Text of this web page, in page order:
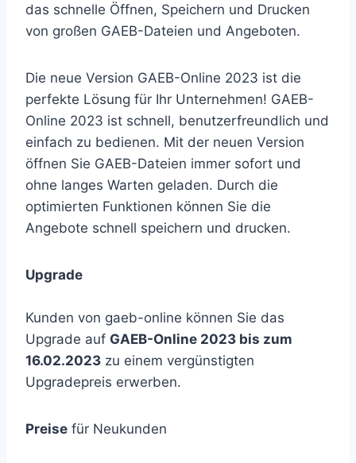
das schnelle Öffnen, Speichern und Drucken
von großen GAEB-Dateien und Angeboten.
Die neue Version GAEB-Online 2023 ist die
perfekte Lösung für Ihr Unternehmen! GAEB-
Online 2023 ist schnell, benutzerfreundlich und
einfach zu bedienen. Mit der neuen Version
öffnen Sie GAEB-Dateien immer sofort und
ohne langes Warten geladen. Durch die
optimierten Funktionen können Sie die
Angebote schnell speichern und drucken.
Upgrade
Kunden von gaeb-online können Sie das
Upgrade auf GAEB-Online 2023 bis zum
16.02.2023 zu einem vergünstigten
Upgradepreis erwerben.
Preise für Neukunden